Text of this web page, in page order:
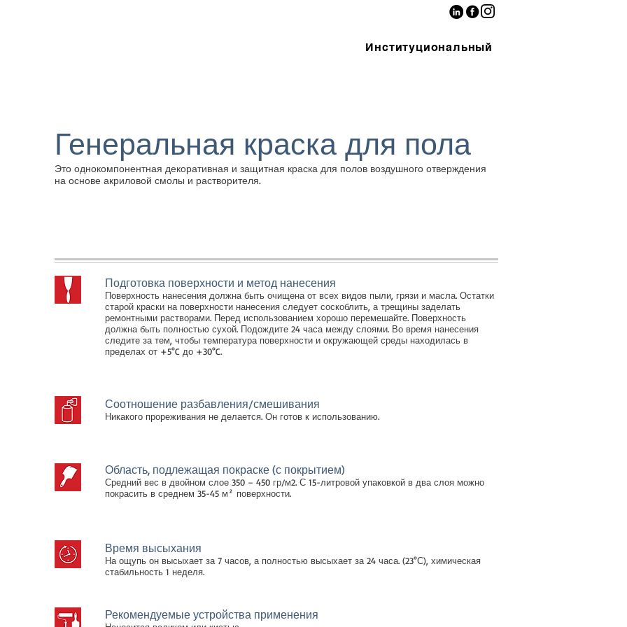
Институциональный
Генеральная краска для пола
Это однокомпонентная декоративная и защитная краска для полов воздушного отверждения
на основе акриловой смолы и растворителя.
Подготовка поверхности и метод нанесения
Поверхность нанесения должна быть очищена от всех видов пыли, грязи и масла. Остатки
старой краски на поверхности нанесения следует соскоблить, а трещины заделать
ремонтными растворами. Перед использованием хорошо перемешайте. Поверхность
должна быть полностью сухой. Подождите 24 часа между слоями. Во время нанесения
следите за тем, чтобы температура поверхности и окружающей среды находилась в
пределах от +5°C до +30°C.
Соотношение разбавления/смешивания
Никакого прореживания не делается. Он готов к использованию.
Область, подлежащая покраске (с покрытием)
Средний вес в двойном слое 350 – 450 гр/м2. С 15-литровой упаковкой в два слоя можно
покрасить в среднем 35-45 м² поверхности.
Время высыхания
На ощупь он высыхает за 7 часов, а полностью высыхает за 24 часа. (23°С), химическая
стабильность 1 неделя.
Рекомендуемые устройства применения